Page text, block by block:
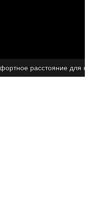
расстояние для ног